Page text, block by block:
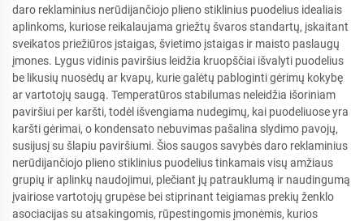
daro reklaminius nerūdijančiojo plieno stiklinius puodelius idealiais
aplinkoms, kuriose reikalaujama griežtų švaros standartų, įskaitant
sveikatos priežiūros įstaigas, švietimo įstaigas ir maisto paslaugų
įmones. Lygus vidinis paviršius leidžia kruopščiai išvalyti puodelius
be likusių nuosėdų ar kvapų, kurie galėtų pabloginti gėrimų kokybę
ar vartotojų saugą. Temperatūros stabilumas neleidžia išoriniam
paviršiui per karšti, todėl išvengiama nudegimų, kai puodeliuose yra
karšti gėrimai, o kondensato nebuvimas pašalina slydimo pavojų,
susijusį su šlapiu paviršiumi. Šios saugos savybės daro reklaminius
nerūdijančiojo plieno stiklinius puodelius tinkamais visų amžiaus
grupių ir aplinkų naudojimui, plečiant jų patrauklumą ir naudingumą
įvairiose vartotojų grupėse bei stiprinant teigiamas prekių ženklo
asociacijas su atsakingomis, rūpestingomis įmonėmis, kurios